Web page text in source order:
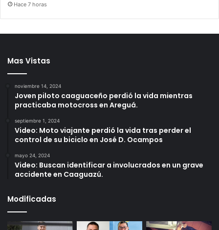
Hace 7 horas
Mas Vistas
noviembre 14, 2024
Joven piloto caaguaceño perdió la vida mientras
practicaba motocross en Areguá.
septiembre 1, 2024
Video: Moto viajante perdió la vida tras perder el
control de su biciclo en José D. Ocampos
mayo 24, 2024
Video: Buscan identificar a involucrados en un grave
accidente en Caaguazú.
Modificadas